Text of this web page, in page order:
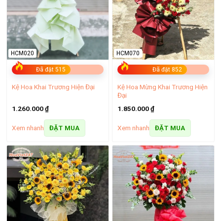
Đã đặt 515
HCM020
Kệ Hoa Khai Trương Hiện Đại
1.260.000₫
Xem nhanh ĐẶT MUA
Đã đặt 852
HCM070
Kệ Hoa Mừng Khai Trương Hiện
Đại
1.850.000₫
Xem nhanh ĐẶT MUA